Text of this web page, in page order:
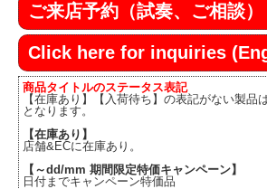
ご来店予約（試奏、ご相談）
Click here for inquiries
商品タイトルのステータス表記
【在庫あり】【入荷待ち】の表記がない製品
となります。
【在庫あり】
店舗&ECに在庫あり。
【～dd/mm 期間限定特価キャンペーン】
日付までキャンペーン特価品